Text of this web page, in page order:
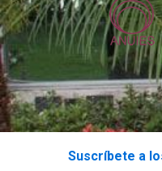
Suscríbete a